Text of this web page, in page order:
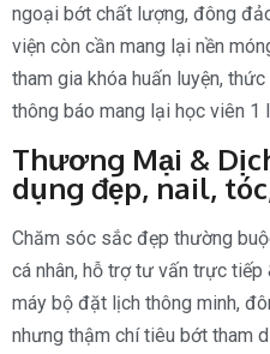
ngoại bớt chất lượng, đông
viện còn cần mang lại nền
tham gia khóa huấn luyện,
thông báo mang lại học viên 1
Thương Mại &
dụng đẹp, nail,
Chăm sóc sắc đẹp thường
cá nhân, hỗ trợ tư vấn trực
máy bộ đặt lịch thông minh,
nhưng thậm chí tiêu bớt tham